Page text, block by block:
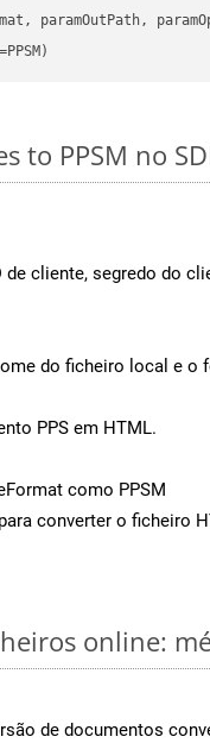
paramOutPath,
to PPSM no
de cliente, segredo do
do ficheiro local e o
PPS em HTML.
como PPSM
para converter o ficheiro
online:
de documentos